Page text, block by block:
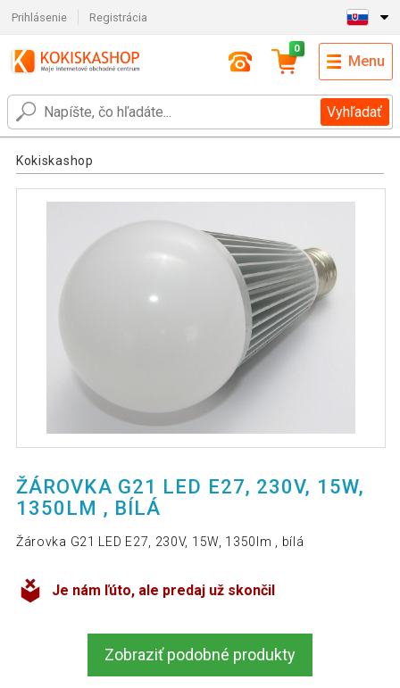
Prihlásenie Registrácia
Vyhľadať
0
Menu
Kokiskashop
ŽÁROVKA G21 LED E27, 230V, 15W,
1350LM , BÍLÁ
Žárovka G21 LED E27, 230V, 15W, 1350lm , bílá
Je nám ľúto, ale predaj už skončil
Zobraziť podobné produkty